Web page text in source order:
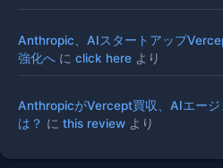
Anthropic、AIスタートアップ
強化へ に click here より
AnthropicがVercept買収、AIエージ
は？ に this review より